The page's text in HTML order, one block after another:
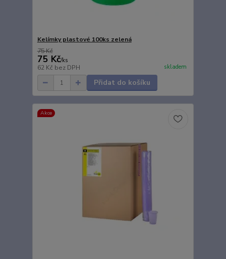
Kelímky plastové 100ks zelená
75 Kč
75 Kč/ks
62 Kč bez DPH skladem
Přidat do košíku
Akce